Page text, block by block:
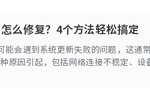
么修复？4个方法轻松搞定
能会遇到系统更新失败的问题，这通
原因引起，包括网络连接不稳定、设